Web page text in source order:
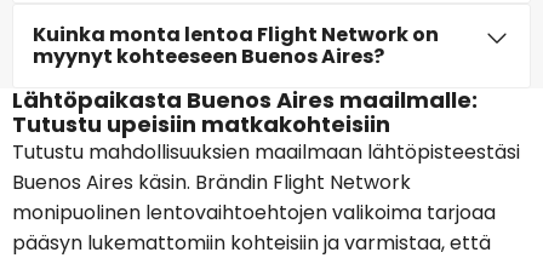
Kuinka monta lentoa Flight Network on
myynyt kohteeseen Buenos Aires?
Lähtöpaikasta Buenos Aires maailmalle:
Tutustu upeisiin matkakohteisiin
Tutustu mahdollisuuksien maailmaan lähtöpisteestäsi
Buenos Aires käsin. Brändin Flight Network
monipuolinen lentovaihtoehtojen valikoima tarjoaa
pääsyn lukemattomiin kohteisiin ja varmistaa, että